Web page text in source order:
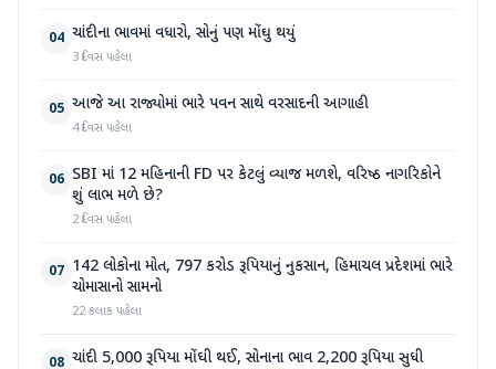
04 ચાંદીના ભાવમાં વધારો, સોનું પણ મોંઘુ થયું
3 દિવસ પહેલા
05 આજે આ રાજ્યોમાં ભારે પવન સાથે વરસાદની આગાહી
4 દિવસ પહેલા
06 SBI માં 12 મહિનાની FD પર કેટલું વ્યાજ મળશે, વરિષ્ઠ નાગરિકોને
શું લાભ મળે છે?
2 દિવસ પહેલા
07 142 લોકોના મોત, 797 કરોડ રૂપિયાનું નુકસાન, હિમાચલ પ્રદેશમાં ભારે
ચોમાસાનો સામનો
22 કલાક પહેલા
08 ચાંદી 5,000 રૂપિયા મોંઘી થઈ, સોનાના ભાવ 2,200 રૂપિયા સુધી